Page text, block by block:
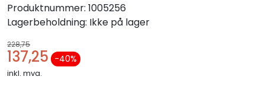
Produktnummer: 1005256
Lagerbeholdning: Ikke på lager
228,75
137,25 -40 %
inkl. mva.